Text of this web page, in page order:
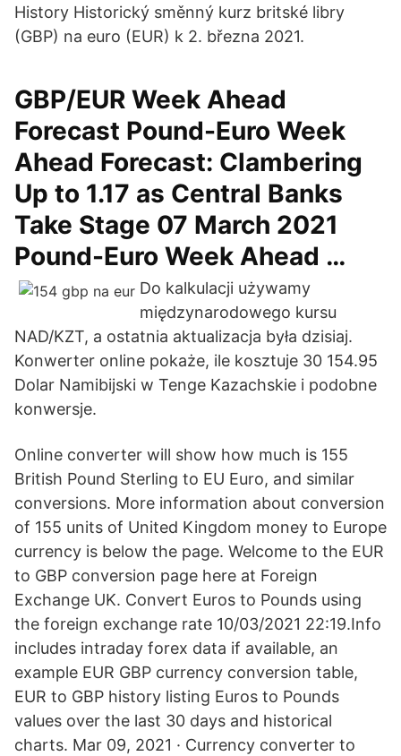
History Historický směnný kurz britské libry
(GBP) na euro (EUR) k 2. března 2021.
GBP/EUR Week Ahead
Forecast Pound-Euro Week
Ahead Forecast: Clambering
Up to 1.17 as Central Banks
Take Stage 07 March 2021
Pound-Euro Week Ahead …
Do kalkulacji używamy
międzynarodowego kursu
NAD/KZT, a ostatnia aktualizacja była dzisiaj.
Konwerter online pokaże, ile kosztuje 30 154.95
Dolar Namibijski w Tenge Kazachskie i podobne
konwersje.
Online converter will show how much is 155
British Pound Sterling to EU Euro, and similar
conversions. More information about conversion
of 155 units of United Kingdom money to Europe
currency is below the page. Welcome to the EUR
to GBP conversion page here at Foreign
Exchange UK. Convert Euros to Pounds using
the foreign exchange rate 10/03/2021 22:19.Info
includes intraday forex data if available, an
example EUR GBP currency conversion table,
EUR to GBP history listing Euros to Pounds
values over the last 30 days and historical
charts. Mar 09, 2021 · Currency converter to